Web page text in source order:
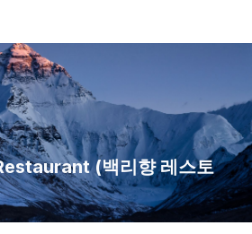
(백리향 레스토